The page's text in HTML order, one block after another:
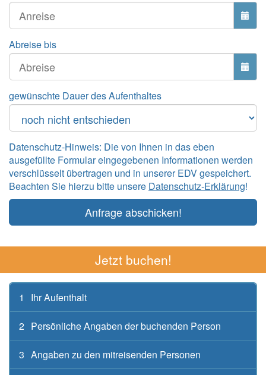
Abreise bis
gewünschte Dauer des Aufenthaltes
Datenschutz-Hinweis: Die von Ihnen in das eben
ausgefüllte Formular eingegebenen Informationen werden
verschlüsselt übertragen und in unserer EDV gespeichert.
Beachten Sie hierzu bitte unsere Datenschutz-Erklärung!
Anfrage abschicken!
Jetzt buchen!
1 Ihr Aufenthalt
2 Persönliche Angaben der buchenden Person
3 Angaben zu den mitreisenden Personen